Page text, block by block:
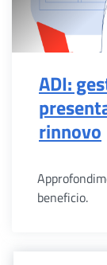
ADI:
rinnovo
beneficio.